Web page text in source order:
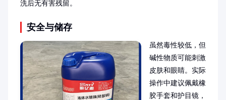
洗后无有害残留。
安全与储存
虽然毒性较低，但
碱性物质可能刺激
皮肤和眼睛。实际
操作中建议佩戴橡
胶手套和护目镜，